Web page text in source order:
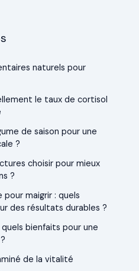
naturels pour
le taux de cortisol
de saison pour une
?
choisir pour mieux
?
maigrir : quels
des résultats durables ?
bienfaits pour une
de la vitalité